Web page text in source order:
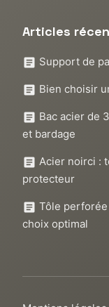
Articles
Support de
Bien choisir
Bac acier de
et bardage
Acier noirci :
protecteur
Tôle
choix optimal